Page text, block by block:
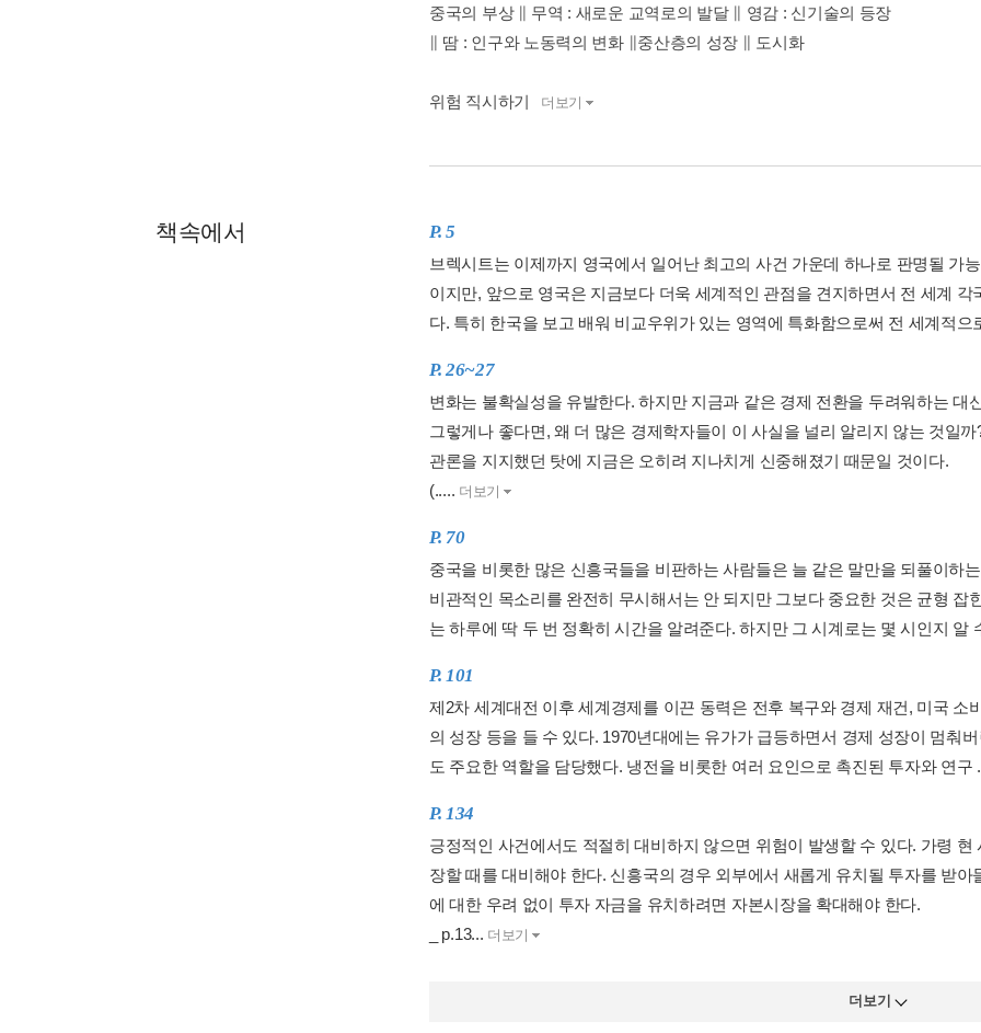
중국의 부상 ∥ 무역 : 새로운 교역로의 발달 ∥ 영감 : 신기술의 등장
∥ 땀 : 인구와 노동력의 변화 ∥중산층의 성장 ∥ 도시화
위험 직시하기 더보기
책속에서 P. 5
브렉시트는 이제까지 영국에서 일어난 최고의 사건 가운데 하나로 판명될 가
이지만, 앞으로 영국은 지금보다 더욱 세계적인 관점을 견지하면서 전 세계
다. 특히 한국을 보고 배워 비교우위가 있는 영역에 특화함으로써 전 세계적으
P. 26~27
변화는 불확실성을 유발한다. 하지만 지금과 같은 경제 전환을 두려워하는 대
그렇게나 좋다면, 왜 더 많은 경제학자들이 이 사실을 널리 알리지 않는 것일
관론을 지지했던 탓에 지금은 오히려 지나치게 신중해졌기 때문일 것이다.
(..... 더보기
P. 70
중국을 비롯한 많은 신흥국들을 비판하는 사람들은 늘 같은 말만을 되풀이하
비관적인 목소리를 완전히 무시해서는 안 되지만 그보다 중요한 것은 균형 잡
는 하루에 딱 두 번 정확히 시간을 알려준다. 하지만 그 시계로는 몇 시인지 알
P. 101
제2차 세계대전 이후 세계경제를 이끈 동력은 전후 복구와 경제 재건, 미국 소
의 성장 등을 들 수 있다. 1970년대에는 유가가 급등하면서 경제 성장이 멈춰
도 주요한 역할을 담당했다. 냉전을 비롯한 여러 요인으로 촉진된 투자와 연구
P. 134
긍정적인 사건에서도 적절히 대비하지 않으면 위험이 발생할 수 있다. 가령
장할 때를 대비해야 한다. 신흥국의 경우 외부에서 새롭게 유치될 투자를 받
에 대한 우려 없이 투자 자금을 유치하려면 자본시장을 확대해야 한다.
_ p.13... 더보기
더보기